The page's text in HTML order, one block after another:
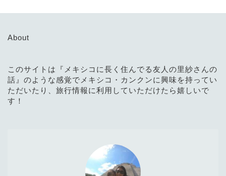
About
このサイトは『メキシコに長く住んでる友人の里紗さんの
話』のような感覚でメキシコ・カンクンに興味を持ってい
ただいたり、旅行情報に利用していただけたら嬉しいで
す！